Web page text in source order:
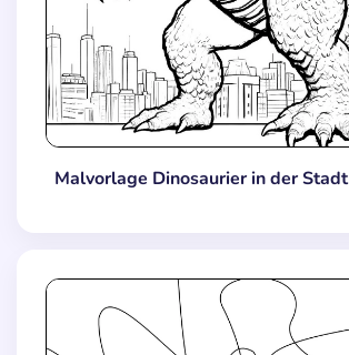
Malvorlage Dinosaurier in der Stadt